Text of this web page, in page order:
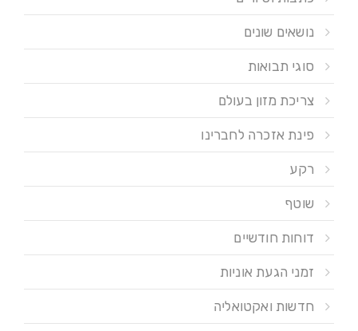
נושאים שונים
סוגי תבואות
צריכת מזון בעולם
פינת אזכרה לחברינו
רקע
שוטף
דוחות חודשיים
זמני הגעת אוניות
חדשות ואקטואליה